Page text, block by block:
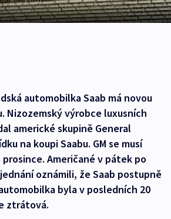
automobilka Saab má novou
Nizozemský výrobce luxusních
americké skupině General
na koupi Saabu. GM se musí
Američané v pátek po
oznámili, že Saab postupně
byla v posledních 20
ztrátová.